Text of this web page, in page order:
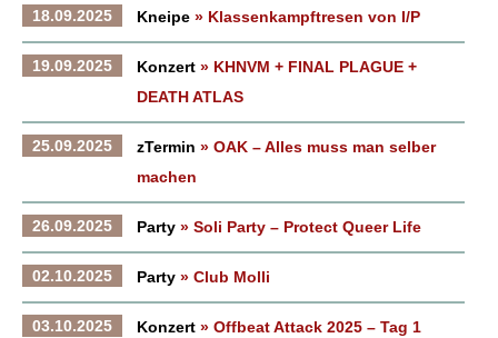
18.09.2025 Kneipe » Klassenkampftresen von I/P
19.09.2025 Konzert » KHNVM + FINAL PLAGUE +
DEATH ATLAS
25.09.2025 zTermin » OAK – Alles muss man selber
machen
26.09.2025 Party » Soli Party – Protect Queer Life
02.10.2025 Party » Club Molli
03.10.2025 Konzert » Offbeat Attack 2025 – Tag 1